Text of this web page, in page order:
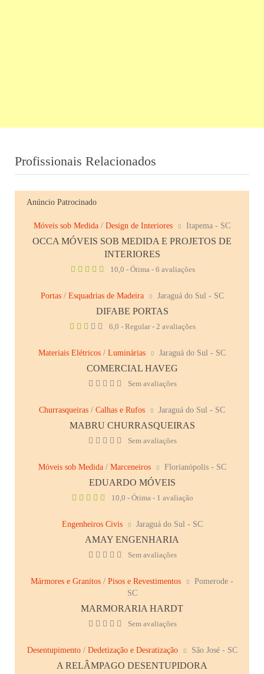
Profissionais Relacionados
Anúncio Patrocinado
Móveis sob Medida / Design de Interiores Itapema - SC
OCCA MÓVEIS SOB MEDIDA E PROJETOS DE
INTERIORES
10,0 - Ótima - 6 avaliações
Portas/ Esquadrias de Madeira Jaraguá do Sul - SC
DIFABE PORTAS
6,0 - Regular - 2 avaliações
Materiais Elétricos / Luminárias Jaraguá do Sul - SC
COMERCIAL HAVEG
Sem avaliações
Churrasqueiras / Calhas e Rufos Jaraguá do Sul - SC
MABRU CHURRASQUEIRAS
Sem avaliações
Móveis sob Medida/ Marceneiros Florianópolis - SC
EDUARDO MÓVEIS
10,0 - Ótima - 1 avaliação
Engenheiros Civis Jaraguá do Sul - SC
AMAY ENGENHARIA
Sem avaliações
Mármores e Granitos / Pisos e Revestimentos
Pomerode -
SC
MARMORARIA HARDT
Sem avaliações
Desentupimento/ Dedetização e Desratização São José - SC
A RELÂMPAGO DESENTUPIDORA